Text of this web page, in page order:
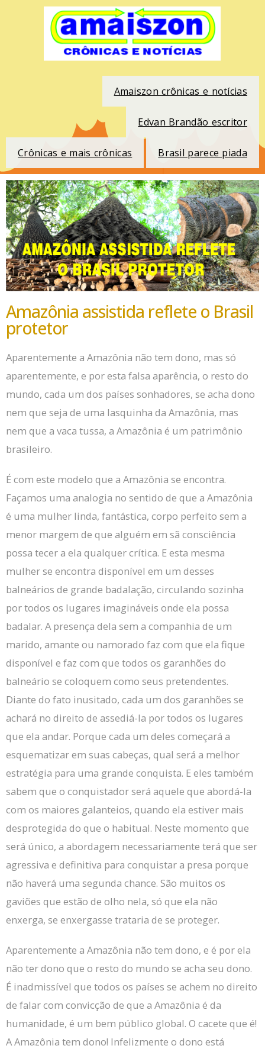
Amaiszon crônicas e notícias
Edvan Brandão escritor
Crônicas e mais crônicas Brasil parece piada
Amazônia assistida reflete o Brasil
protetor
Aparentemente a Amazônia não tem dono, mas só
aparentemente, e por esta falsa aparência, o resto do
mundo, cada um dos países sonhadores, se acha dono
nem que seja de uma lasquinha da Amazônia, mas
nem que a vaca tussa, a Amazônia é um patrimônio
brasileiro.
É com este modelo que a Amazônia se encontra.
Façamos uma analogia no sentido de que a Amazônia
é uma mulher linda, fantástica, corpo perfeito sem a
menor margem de que alguém em sã consciência
possa tecer a ela qualquer crítica. E esta mesma
mulher se encontra disponível em um desses
balneários de grande badalação, circulando sozinha
por todos os lugares imagináveis ​​onde ela possa
badalar. A presença dela sem a companhia de um
marido, amante ou namorado faz com que ela fique
disponível e faz com que todos os garanhões do
balneário se coloquem como seus pretendentes.
Diante do fato inusitado, cada um dos garanhões se
achará no direito de assediá-la por todos os lugares
que ela andar. Porque cada um deles começará a
esquematizar em suas cabeças, qual será a melhor
estratégia para uma grande conquista. E eles também
sabem que o conquistador será aquele que abordá-la
com os maiores galanteios, quando ela estiver mais
desprotegida do que o habitual. Neste momento que
será único, a abordagem necessariamente terá que ser
agressiva e definitiva para conquistar a presa porque
não haverá uma segunda chance. São muitos os
gaviões que estão de olho nela, só que ela não
enxerga, se enxergasse trataria de se proteger.
Aparentemente a Amazônia não tem dono, e é por ela
não ter dono que o resto do mundo se acha seu dono.
É inadmissível que todos os países se achem no direito
de falar com convicção de que a Amazônia é da
humanidade, é um bem público global. O cacete que é!
A Amazônia tem dono! Infelizmente o dono está